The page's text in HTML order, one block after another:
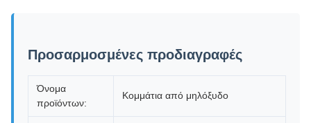
Προσαρμοσμένες προδιαγραφές
Όνομα
προϊόντων:
Κομμάτια από μηλόξυδο